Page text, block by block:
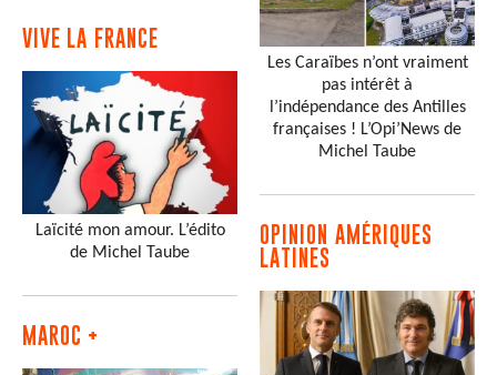
VIVE LA FRANCE
Laïcité mon amour. L’édito
de Michel Taube
MAROC +
Les Caraïbes n’ont vraiment
pas intérêt à
l’indépendance des Antilles
françaises ! L’Opi’News de
Michel Taube
OPINION AMÉRIQUES
LATINES